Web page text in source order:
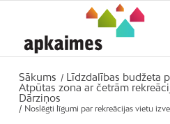
Sākums / Līdzdalības budžeta
Atpūtas zona ar četrām
Dārziņos
/ Noslēgti līgumi par rekreācijas vietu